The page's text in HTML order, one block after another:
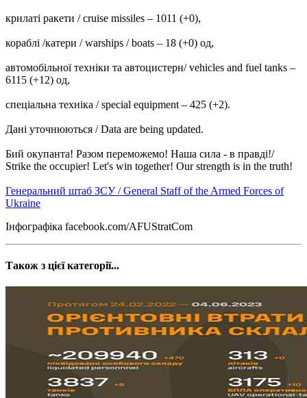
крилаті ракети / cruise missiles ‒ 1011 (+0),
кораблі /катери / warships / boats ‒ 18 (+0) од,
автомобільної техніки та автоцистерн/ vehicles and fuel tanks –
6115 (+12) од,
спеціальна техніка / special equipment ‒ 425 (+2).
Дані уточнюються / Data are being updated.
Бий окупанта! Разом переможемо! Наша сила - в правді!/
Strike the occupier! Let's win together! Our strength is in the truth!
Генеральний штаб ЗСУ / General Staff of the Armed Forces of
Ukraine
Інфографіка facebook.com/AFUStratCom
Також з цієї категорії...